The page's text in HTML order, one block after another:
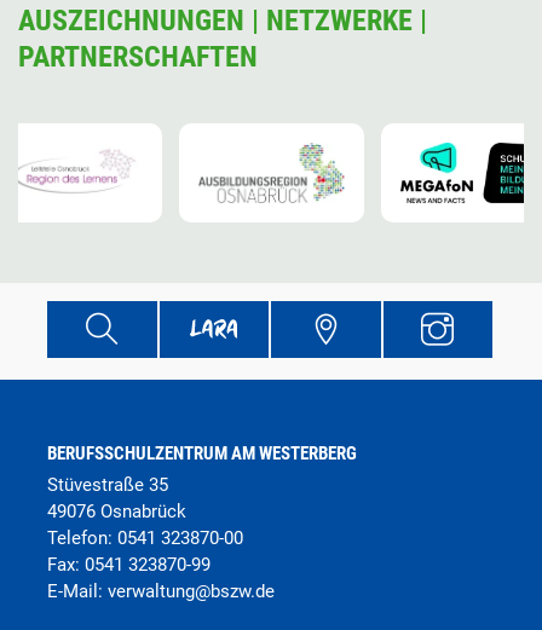
AUSZEICHNUNGEN | NETZWERKE |
PARTNERSCHAFTEN
BERUFSSCHULZENTRUM AM WESTERBERG
Stüvestraße 35
49076 Osnabrück
Telefon: 0541 323870-00
Fax: 0541 323870-99
E-Mail: verwaltung@bszw.de